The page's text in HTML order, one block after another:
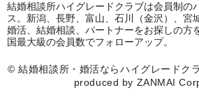
結婚相談所ハイグレードクラブは会員制の
ス。新潟、長野、富山、石川（金沢）、宮
婚活、結婚相談、パートナーをお探しの方
国最大級の会員数でフォローアップ。
©結婚相談所・婚活ならハイグレードク
produced by ZANMAI